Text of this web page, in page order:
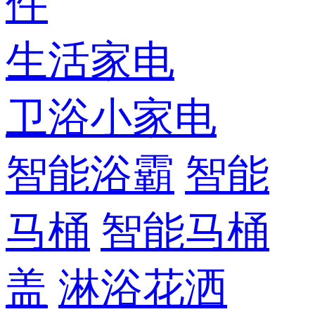
生活家电
卫浴小家电
智能浴霸 智能
马桶 智能马桶
盖 淋浴花洒